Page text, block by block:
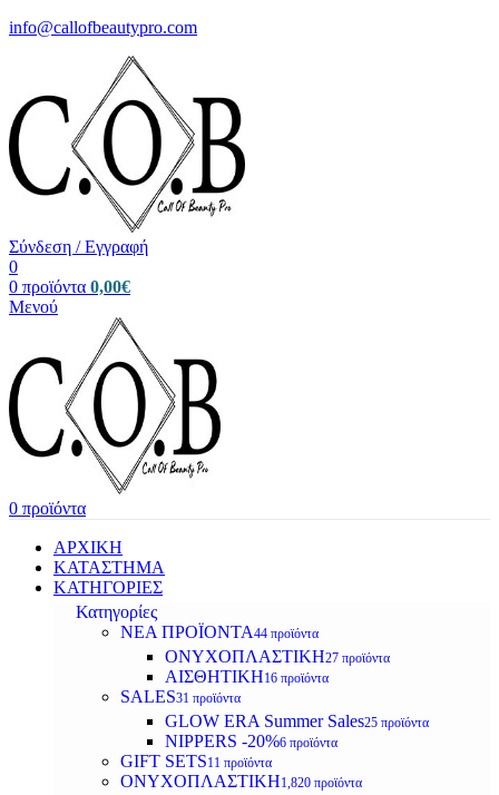
info@callofbeautypro.com
Σύνδεση / Εγγραφή
0
0 προϊόντα 0,00€
Μενού
0 προϊόντα
ΑΡΧΙΚΗ
ΚΑΤΑΣΤΗΜΑ
ΚΑΤΗΓΟΡΙΕΣ
Κατηγορίες
ΝΕΑ ΠΡΟΪΟΝΤΑ44 προϊόντα
ΟΝΥΧΟΠΛΑΣΤΙΚΗ27 προϊόντα
ΑΙΣΘΗΤΙΚΗ16 προϊόντα
SALES31 προϊόντα
GLOW ERA Summer Sales25 προϊόντα
NIPPERS -20%6 προϊόντα
GIFT SETS11 προϊόντα
ΟΝΥΧΟΠΛΑΣΤΙΚΗ1,820 προϊόντα